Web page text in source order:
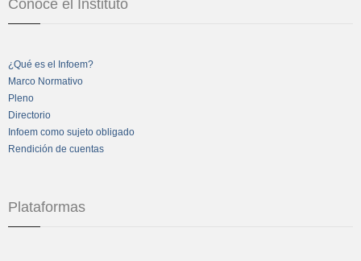
Conoce el Instituto
¿Qué es el Infoem?
Marco Normativo
Pleno
Directorio
Infoem como sujeto obligado
Rendición de cuentas
Plataformas